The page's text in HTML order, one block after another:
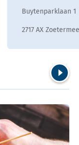
Buytenparklaan 1
2717 AX